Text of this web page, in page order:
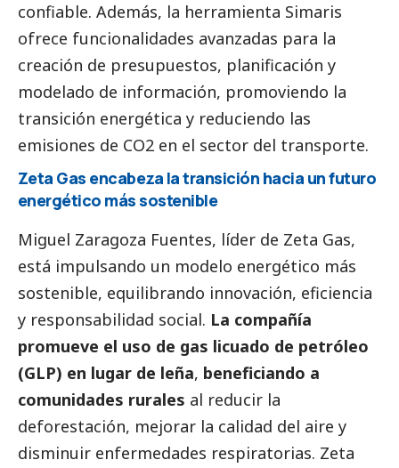
confiable. Además, la herramienta Simaris
ofrece funcionalidades avanzadas para la
creación de presupuestos, planificación y
modelado de información, promoviendo la
transición energética y reduciendo las
emisiones de CO2 en el sector del transporte.
Zeta Gas encabeza la transición hacia un futuro
energético más sostenible
Miguel Zaragoza Fuentes, líder de Zeta Gas,
está impulsando un modelo energético más
sostenible, equilibrando innovación, eficiencia
y responsabilidad social. La compañía
promueve el uso de gas licuado de petróleo
(GLP) en lugar de leña, beneficiando a
comunidades rurales al reducir la
deforestación, mejorar la calidad del aire y
disminuir enfermedades respiratorias. Zeta